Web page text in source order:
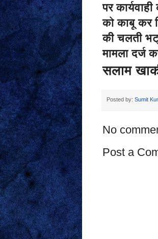
पर
को काबू कर
की चलती
मामला दर्ज
सलाम
Posted by: Sumit
No
Post a